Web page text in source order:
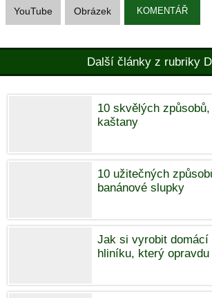
YouTube Obrázek KOMENTÁŘ
Další články z rubriky
10 skvělých
kaštany
10 užitečných
banánové slupky
Jak si vyrobit domácí
hliníku, který opravdu